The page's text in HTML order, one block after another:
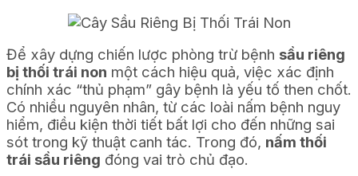
Để xây dựng chiến lược phòng trừ bệnh sầu riêng
bị thối trái non một cách hiệu quả, việc xác định
chính xác “thủ phạm” gây bệnh là yếu tố then chốt.
Có nhiều nguyên nhân, từ các loài nấm bệnh nguy
hiểm, điều kiện thời tiết bất lợi cho đến những sai
sót trong kỹ thuật canh tác. Trong đó, nấm thối
trái sầu riêng đóng vai trò chủ đạo.